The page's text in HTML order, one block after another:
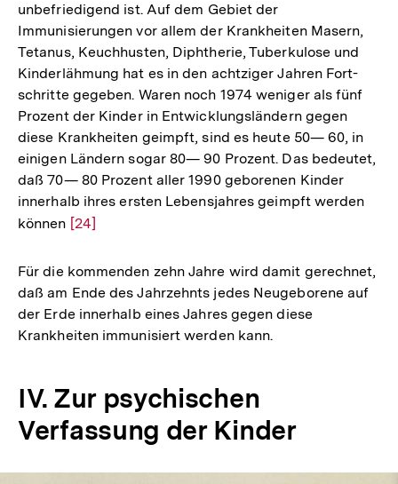
unbefriedigend ist. Auf dem Gebiet der
Immunisierungen vor allem der Krankheiten Masern,
Tetanus, Keuchhusten, Diphtherie, Tuberkulose und
Kinderlähmung hat es in den achtziger Jahren Fort-
schritte gegeben. Waren noch 1974 weniger als fünf
Prozent der Kinder in Entwicklungsländern gegen
diese Krankheiten geimpft, sind es heute 50— 60, in
einigen Ländern sogar 80— 90 Prozent. Das bedeutet,
daß 70— 80 Prozent aller 1990 geborenen Kinder
innerhalb ihres ersten Lebensjahres geimpft werden
können Zur
der
Fußnote
[24]
Für die kommenden zehn Jahre wird damit gerechnet,
daß am Ende des Jahrzehnts jedes Neugeborene auf
der Erde innerhalb eines Jahres gegen diese
Krankheiten immunisiert werden kann.
IV. Zur psychischen
Verfassung der Kinder